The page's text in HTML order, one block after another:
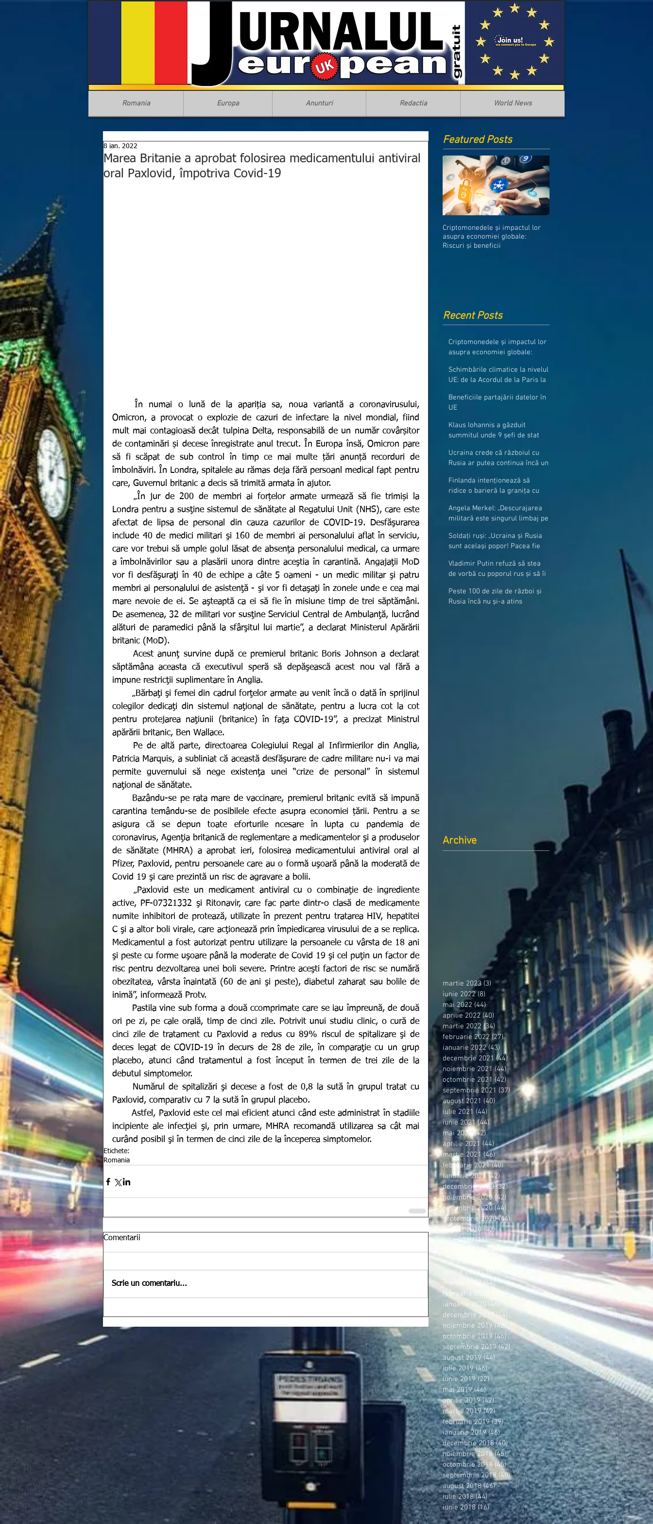
Romania Europa Anunturi Redactia World News
Marea Britanie a aprobat folosirea medicamentului antiviral
oral Paxlovid, împotriva Covid-19
8 ian. 2022
	În numai o lună de la apariția sa, noua variantă a coronavirusului,
Omicron, a provocat o explozie de cazuri de infectare la nivel mondial, fiind
mult mai contagioasă decât tulpina Delta, responsabilă de un număr covârșitor
de contaminări și decese înregistrate anul trecut. În Europa însă, Omicron pare
să fi scăpat de sub control în timp ce mai multe țări anunță recorduri de
îmbolnăviri. În Londra, spitalele au rămas deja fără persoanl medical fapt pentru
care, Guvernul britanic a decis să trimită armata în ajutor.
Londra pentru a susţine sistemul de sănătate al Regatului Unit (NHS), care este
afectat de lipsa de personal din cauza cazurilor de COVID-19.
Desfăşurarea
include 40 de medici militari şi 160 de membri ai personalului aflat în serviciu,
care vor trebui să umple golul lăsat de absenţa personalului medical, ca urmare
a îmbolnăvirilor sau a plasării unora dintre aceştia în carantină. Angajaţii MoD
vor fi desfăşuraţi în 40 de echipe a câte 5 oameni - un medic militar şi patru
membri ai personalului de asistenţă - şi vor fi detaşaţi în zonele unde e cea mai
mare nevoie de ei. Se aşteaptă ca ei să fie în misiune timp de trei săptămâni.
De asemenea, 32 de militari vor susţine Serviciul Central de Ambulanţă, lucrând
alături de paramedici până la sfârşitul lui martie”, a declarat
Ministerul Apărării
britanic (MoD).
săptămâna aceasta că executivul speră să depăşească acest nou val fără a
impune restricţii suplimentare în Anglia.
colegilor dedicaţi din sistemul naţional de sănătate, pentru a lucra cot la cot
pentru protejarea naţiunii (britanice) în faţa COVID-19”, a precizat Ministrul
apărării britanic, Ben Wallace.
Patricia Marquis, a subliniat că această desfăşurare de cadre militare nu-i va mai
permite guvernului să nege existenţa unei “crize de personal” în sistemul
naţional de sănătate.
carantina temându-se de posibilele efecte asupra economiei țării. Pentru a se
asigura că se depun toate eforturile ncesare în lupta cu pandemia de
coronavirus, Agenţia britanică de reglementare a medicamentelor şi a produselor
de sănătate (MHRA) a aprobat ieri, folosirea medicamentului antiviral oral al
Pfizer, Paxlovid, pentru persoanele care au o formă uşoară până la moderată de
Covid 19 şi care prezintă un risc de agravare a bolii.
active, PF-07321332 şi Ritonavir, care fac parte dintr-o clasă de medicamente
numite inhibitori de protează, utilizate în prezent pentru tratarea HIV, hepatitei
C şi a altor boli virale, care acţionează prin împiedicarea virusului de a se replica.
Medicamentul a fost autorizat pentru utilizare la persoanele cu vârsta de 18 ani
şi peste cu forme uşoare până la moderate de Covid 19 şi cel puţin un factor de
risc pentru dezvoltarea unei boli severe. Printre aceşti factori de risc se numără
obezitatea, vârsta înaintată (60 de ani şi peste), diabetul zaharat sau bolile de
inimă”, informează Protv.
ori pe zi, pe cale orală, timp de cinci zile. Potrivit unui studiu clinic, o cură de
cinci zile de tratament cu Paxlovid a redus cu 89% riscul de spitalizare şi de
deces legat de COVID-19 în decurs de 28 de zile, în comparaţie cu un grup
placebo, atunci când tratamentul a fost început în termen de trei zile de la
debutul simptomelor.
Paxlovid, comparativ cu 7 la sută în grupul placebo.
	Astfel, Paxlovid este cel mai eficient atunci când este administrat în stadiile
incipiente ale infecţiei şi, prin urmare, MHRA recomandă utilizarea sa cât mai
curând posibil şi în termen de cinci zile de la începerea simptomelor.
Etichete:
Romania
Comentarii
Scrie un comentariu...
Featured Posts
Criptomonedele și impactul lor
asupra economiei globale:
Riscuri și beneficii
Recent Posts
Criptomonedele și impactul lor
asupra economiei globale:
Schimbările climatice la nivelul
UE: de la Acordul de la Paris la
Beneficiile partajării datelor în
UE
Klaus Iohannis a găzduit
summitul unde 9 șefi de stat
granițe
Ucraina crede că războiul cu
Rusia ar putea continua încă un
Finlanda intenționează să
ridice o barieră la granița cu
Angela Merkel: „Descurajarea
militară este singurul limbaj pe
Soldați ruși: „Ucraina și Rusia
sunt același popor! Pacea fie
Vladimir Putin refuză să stea
de vorbă cu poporul rus și să îi
Peste 100 de zile de război și
Rusia încă nu și-a atins
Archive
martie 2023 (3) 3 postări
iunie 2022 (8) 8 postări
mai 2022 (44)44 postări
aprilie 2022 (40) 40 postări
martie 2022 (34) 34 postări
februarie 2022 (27)27 postări
ianuarie 2022 (43) 43 postări
decembrie 2021 (44) 44 postări
noiembrie 2021 (44)44 postări
octombrie 2021 (42)42 postări
septembrie 2021 (37)37 postări
august 2021 (40) 40 postări
iulie 2021 (44) 44 postări
iunie 2021 (44)44 postări
mai 2021 (42)42 postări
aprilie 2021 (44) 44 postări
martie 2021 (46) 46 postări
februarie 2021 (40)40 postări
ianuarie 2021 (42)42 postări
decembrie 2020 (32)32 postări
noiembrie 2020 (42) 42 postări
octombrie 2020 (44) 44 postări
septembrie 2020 (44) 44 postări
august 2020 (42)42 postări
iulie 2020 (16)16 postări
(44)
44 postări
mai 2020
42 postări
aprilie 2020 (36)36 postări
martie 2020 (44)44 postări
februarie 2020
(38)38 postări
ianuarie 2020 (46)
decembrie 2019 (44) 44 postări
noiembrie 2019 (42) 42 postări
octombrie 2019 (46)46 postări
septembrie 2019 (42) 42 postări
august 2019 (44)44 postări
iulie 2019 (46)46 postări
iunie 2019 (22) 22 postări
mai 2019 (46)46 postări
aprilie 2019 (42)42 postări
martie 2019 (42)42 postări
februarie 2019 (39)39 postări
ianuarie 2019 (46)46 postări
decembrie 2018 (40)40 postări
noiembrie 2018 (45)45 postări
octombrie 2018 (45)45 postări
septembrie 2018 (40)40 postări
august 2018 (46)46 postări
iulie 2018 (44)44 postări
iunie 2018 (16)16 postări